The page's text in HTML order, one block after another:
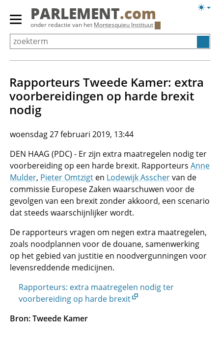
Overslaan
Primair
menu
tonen/verbergen
PARLEMENT.com
onder redactie van het Montesquieu Instituut
Rapporteurs Tweede Kamer: extra
voorbereidingen op harde brexit
nodig
woensdag 27 februari 2019, 13:44
DEN HAAG (PDC) - Er zijn extra maatregelen nodig ter
voorbereiding op een harde brexit. Rapporteurs Anne
Mulder, Pieter Omtzigt en Lodewijk Asschervan de
commissie Europese Zaken waarschuwen voor de
gevolgen van een brexit zonder akkoord, een scenario
dat steeds waarschijnlijker wordt.
De rapporteurs vragen om negen extra maatregelen,
zoals noodplannen voor de douane, samenwerking
op het gebied van justitie en noodvergunningen voor
levensreddende medicijnen.
Rapporteurs: extra maatregelen nodig ter
voorbereiding op harde brexit
Bron: Tweede Kamer